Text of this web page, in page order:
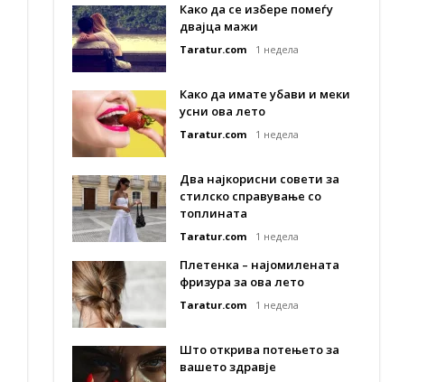
Како да се избере помеѓу
двајца мажи
Taratur.com 1 недела
Како да имате убави и меки
усни ова лето
Taratur.com 1 недела
Два најкорисни совети за
стилско справување со
топлината
Taratur.com 1 недела
Плетенка – најомилената
фризура за ова лето
Taratur.com 1 недела
Што открива потењето за
вашето здравје